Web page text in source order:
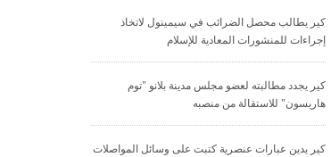
كير يطالب محصل الضرائب في سيمينول لاتخاذ
إجراءات للمنشورات المعادية للإسلام
كير يجدد مطالبته لعضو مجلس مدينة بلانو "توم
هاريسون" للاستقالة من منصبه
كير يدين عبارات عنصرية كتبت على وسائل المواصلات